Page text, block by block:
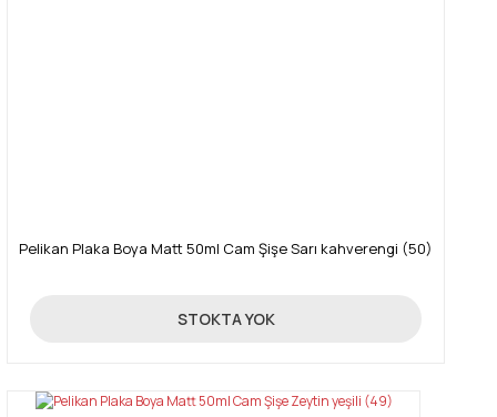
Pelikan Plaka Boya Matt 50ml Cam Şişe Sarı kahverengi (50)
89,00 TL
STOKTA YOK